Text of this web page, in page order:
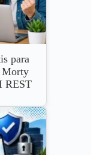
para
Morty
REST